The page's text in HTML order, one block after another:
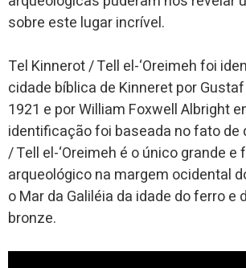
sobre este lugar incrível.
Tel Kinnerot / Tell el-‘Oreimeh foi
cidade bíblica de Kinneret por
1921 e por William Foxwell Albright
identificação foi baseada no fato de
/ Tell el-‘Oreimeh é o único grande
arqueológico na margem ocidental
o Mar da Galiléia da idade do ferro e
bronze.